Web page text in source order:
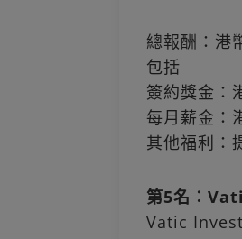
總報酬：港
包括
簽約獎金：
每月薪金：
其他福利：
第5名
Vatic